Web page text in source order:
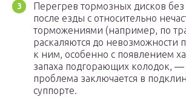
Перегрев тормозных дисков
после езды с относительно
торможениями (например, по
раскаляются до невозможности
к ним, особенно с появлением
запаха подгорающих колодок, —
проблема заключается в
суппорте.